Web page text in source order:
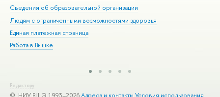
Сведения об образовательной организации
Людям с ограниченными возможностями здоровья
Единая платежная страница
Работа в Вышке
Редактору
© НИУ ВШЭ 1993–2026Адреса и контакты Условия использования